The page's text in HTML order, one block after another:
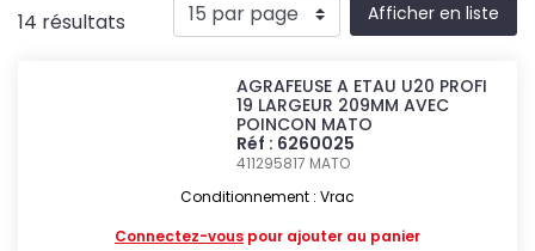
14 résultats Afficher en liste
AGRAFEUSE A ETAU U20 PROFI
19 LARGEUR 209MM AVEC
POINCON MATO
Réf : 6260025
411295817 MATO
Conditionnement : Vrac
Connectez-vous pour ajouter au panier